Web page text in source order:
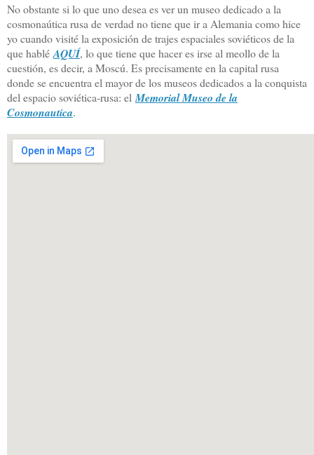
No obstante si lo que uno desea es ver un museo dedicado a la
cosmonaútica rusa de verdad no tiene que ir a Alemania como hice
yo cuando visité la exposición de trajes espaciales soviéticos de la
que hablé AQUÍ, lo que tiene que hacer es irse al meollo de la
cuestión, es decir, a Moscú. Es precisamente en la capital rusa
donde se encuentra el mayor de los museos dedicados a la conquista
del espacio soviética-rusa: el Memorial Museo de la
Cosmonautica.